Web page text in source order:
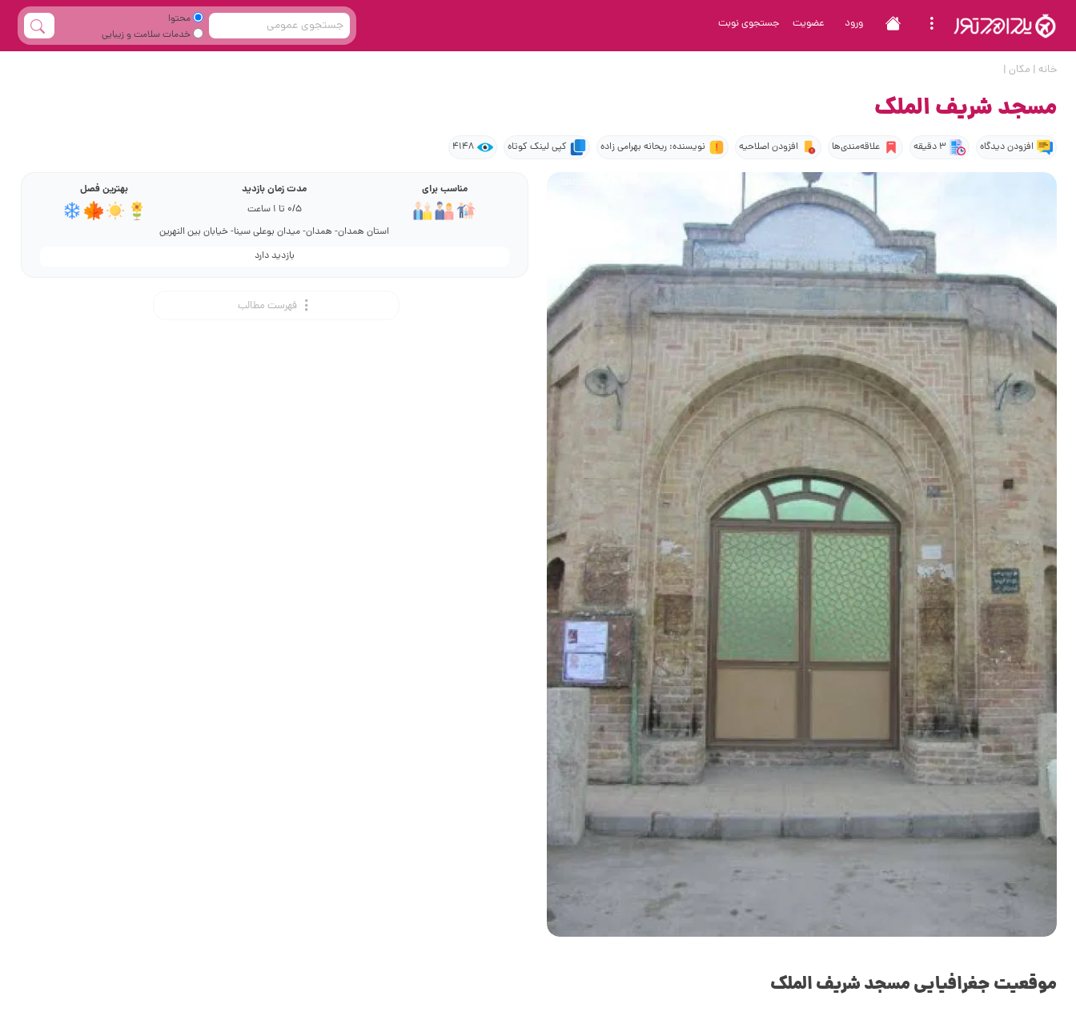
ورود عضویت جستجوی نوبت
محتوا
خدمات سلامت و زیبایی
خانه | مکان |
مسجد شریف الملک
افزودن دیدگاه 3 دقیقه علاقه‌مندی‌ها افزودن اصلاحیه نویسنده: ریحانه بهرامی زاده کپی لینک کوتاه 4148
مناسب برای مدت زمان بازدید
0/5 تا 1 ساعت
بهترین فصل
استان همدان- همدان- میدان بوعلی سینا- خیابان بین النهرین
بازدید دارد
فهرست مطالب
موقعیت جغرافیایی مسجد شریف الملک